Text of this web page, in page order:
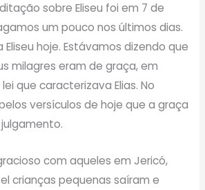
sobre Eliseu foi em 7 de
um pouco nos últimos dias.
hoje. Estávamos dizendo que
milagres eram de graça, em
que caracterizava Elias. No
versículos de hoje que a graça
com aqueles em Jericó,
crianças pequenas saíram e